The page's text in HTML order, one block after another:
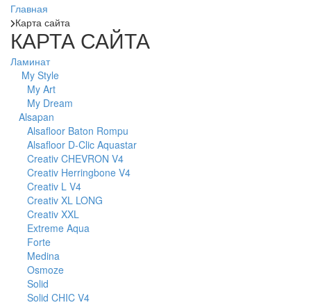
Главная
Карта сайта
КАРТА САЙТА
Ламинат
My Style
My Art
My Dream
Alsapan
Alsafloor Baton Rompu
Alsafloor D-Clic Aquastar
Creativ CHEVRON V4
Creativ Herringbone V4
Creativ L V4
Creativ XL LONG
Creativ XXL
Extreme Aqua
Forte
Medina
Osmoze
Solid
Solid CHIC V4